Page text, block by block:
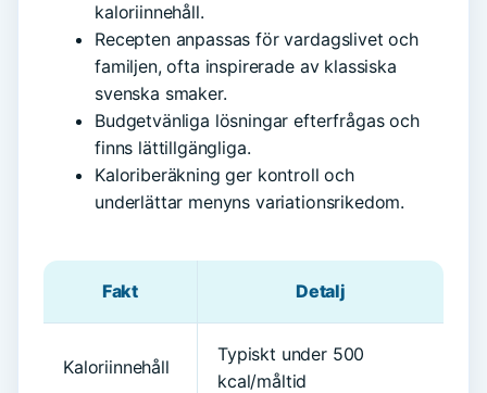
kaloriinnehåll.
Recepten anpassas för vardagslivet och
familjen, ofta inspirerade av klassiska
svenska smaker.
Budgetvänliga lösningar efterfrågas och
finns lättillgängliga.
Kaloriberäkning ger kontroll och
underlättar menyns variationsrikedom.
Fakt Detalj
Kaloriinnehåll
Typiskt under 500
kcal/måltid